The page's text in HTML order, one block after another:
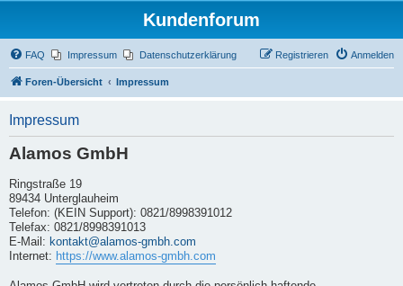
Kundenforum
FAQ Impressum Datenschutzerklärung Anmelden
Registrieren
Foren-Übersicht Impressum
Impressum
Alamos GmbH
Ringstraße 19
89434 Unterglauheim
Telefon: (KEIN Support): 0821/8998391012
Telefax: 0821/8998391013
E-Mail: kontakt@alamos-gmbh.com
Internet: https://www.alamos-gmbh.com